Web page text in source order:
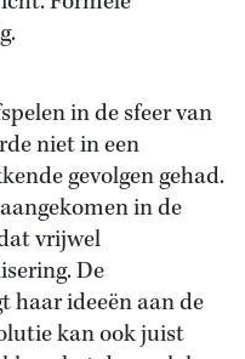
in de sfeer van
niet in een
gevolgen gehad.
in de
vrijwel
De
haar ideeën aan de
kan ook juist